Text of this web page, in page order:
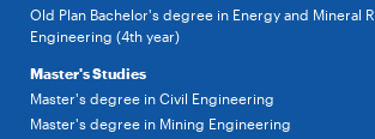
Old Plan Bachelor's degree in Energy and Mineral
Engineering (4th year)
Master's Studies
Master's degree in Civil Engineering
Master's degree in Mining Engineering